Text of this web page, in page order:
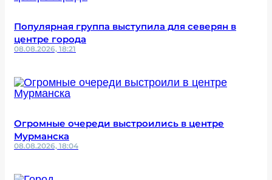
Популярная группа выступила для северян в
центре города
08.08.2026, 18:21
Огромные очереди выстроились в центре
Мурманска
08.08.2026, 18:04